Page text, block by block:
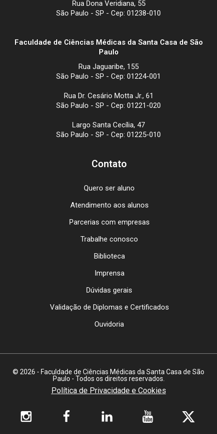
Rua Dona Veridiana, 55
São Paulo - SP - Cep: 01238-010
Faculdade de Ciências Médicas da Santa Casa de São
Paulo
Rua Jaguaribe, 155
São Paulo - SP - Cep: 01224-001
Rua Dr. Cesário Motta Jr., 61
São Paulo - SP - Cep: 01221-020
Largo Santa Cecília, 47
São Paulo - SP - Cep: 01225-010
Contato
Quero ser aluno
Atendimento aos alunos
Parcerias com empresas
Trabalhe conosco
Biblioteca
Imprensa
Dúvidas gerais
Validação de Diplomas e Certificados
Ouvidoria
© 2026 - Faculdade de Ciências Médicas da Santa Casa de São
Paulo - Todos os direitos reservados.
Política de Privacidade e Cookies